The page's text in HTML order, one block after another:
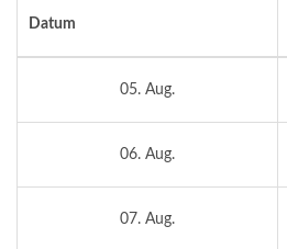
Datum
05. Aug.
06. Aug.
07. Aug.